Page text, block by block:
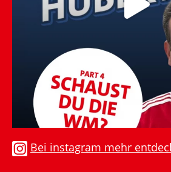
Bei instagram mehr